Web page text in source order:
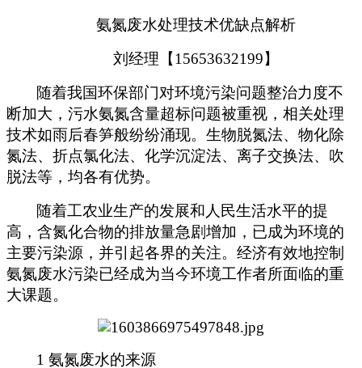
氨氮废水处理技术优缺点解析
刘经理【15653632199】
随着我国环保部门对环境污染问题整治力度不
断加大，污水氨氮含量超标问题被重视，相关处理
技术如雨后春笋般纷纷涌现。生物脱氮法、物化除
氮法、折点氯化法、化学沉淀法、离子交换法、吹
脱法等，均各有优势。
随着工农业生产的发展和人民生活水平的提
高，含氮化合物的排放量急剧增加，已成为环境的
主要污染源，并引起各界的关注。经济有效地控制
氨氮废水污染已经成为当今环境工作者所面临的重
大课题。
1 氨氮废水的来源